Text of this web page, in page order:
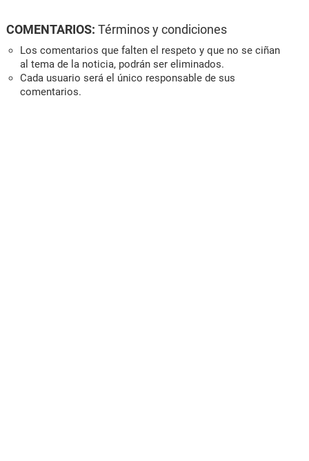
COMENTARIOS: Términos y condiciones
Los comentarios que falten el respeto y que no se ciñan
al tema de la noticia, podrán ser eliminados.
Cada usuario será el único responsable de sus
comentarios.